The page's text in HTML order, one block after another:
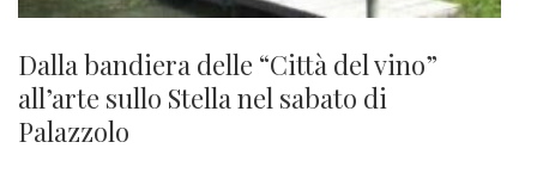
Dalla bandiera delle “Città del vino”
all’arte sullo Stella nel sabato di
Palazzolo